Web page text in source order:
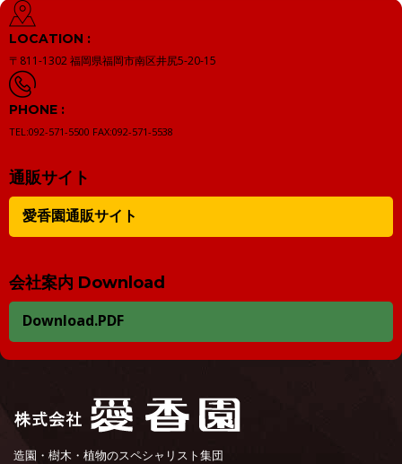
LOCATION :
〒811-1302福岡県福岡市南区井尻5-20-15
PHONE :
TEL:092-571-5500 FAX:092-571-5538
通販サイト
愛香園通販サイト
会社案内 Download
Download.PDF
造園・樹木・植物のスペシャリスト集団